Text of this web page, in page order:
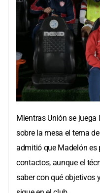
Mientras Unión se
sobre la mesa el tema
admitió que Madelón es
contactos, aunque el
saber con qué objetivos